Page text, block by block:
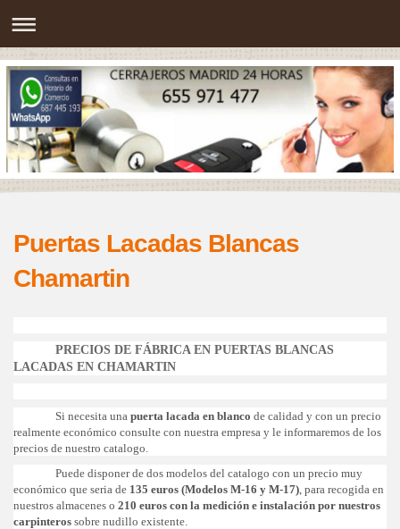
Puertas Lacadas Blancas
Chamartin
PRECIOS DE FÁBRICA EN PUERTAS BLANCAS
LACADAS EN CHAMARTIN
Si necesita unapuerta lacada en blanco de calidad y con un precio
realmente económico consulte con nuestra empresa y le informaremos de los
precios de nuestro catalogo.
Puede disponer de dos modelos del catalogo con un precio muy
económico que seria de 135 euros (Modelos M-16 y M-17) , para recogida en
nuestros almacenes o 210 euros con la medición e instalación por nuestros
carpinteros sobre nudillo existente.